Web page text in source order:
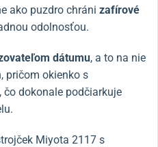
ako puzdro chráni zafírové
odolnosťou.
dátumu, a to na nie
pričom okienko s
čo dokonale podčiarkuje
Miyota 2117 s